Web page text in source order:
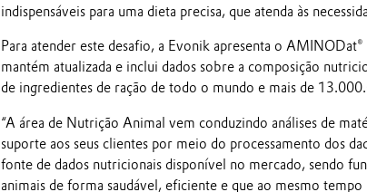
indispensáveis ​​para uma dieta precisa, que atenda às
Para atender este desafio, a Evonik apresenta o AMINODat®
mantém atualizada e inclui dados sobre a composição
de ingredientes de ração de todo o mundo e mais de
“A área de Nutrição Animal vem conduzindo análises de
suporte aos seus clientes por meio do processamento dos
fonte de dados nutricionais disponível no mercado, sendo
animais de forma saudável, eficiente e que ao mesmo tempo